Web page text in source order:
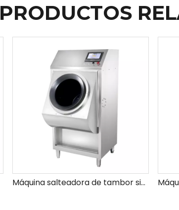
PRODUCTOS
Máquina salteadora de tambor simple/inteligente